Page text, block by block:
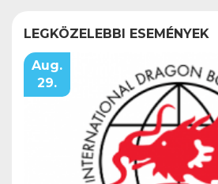
LEGKÖZELEBBI ESEMÉNYEK
Aug.
29.